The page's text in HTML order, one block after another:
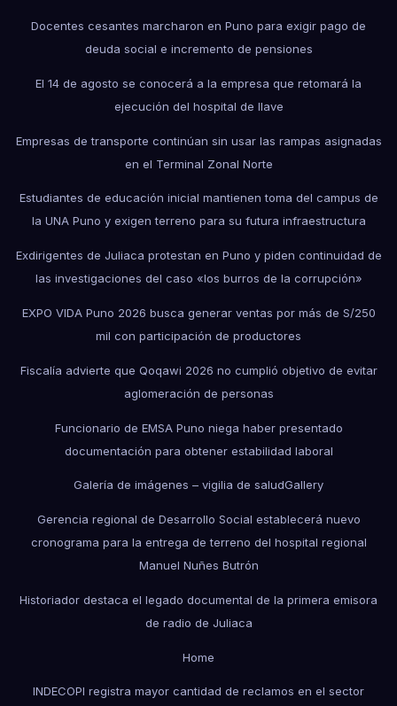
Docentes cesantes marcharon en Puno para exigir pago de
deuda social e incremento de pensiones
El 14 de agosto se conocerá a la empresa que retomará la
ejecución del hospital de Ilave
Empresas de transporte continúan sin usar las rampas asignadas
en el Terminal Zonal Norte
Estudiantes de educación inicial mantienen toma del campus de
la UNA Puno y exigen terreno para su futura infraestructura
Exdirigentes de Juliaca protestan en Puno y piden continuidad de
las investigaciones del caso «los burros de la corrupción»
EXPO VIDA Puno 2026 busca generar ventas por más de S/250
mil con participación de productores
Fiscalía advierte que Qoqawi 2026 no cumplió objetivo de evitar
aglomeración de personas
Funcionario de EMSA Puno niega haber presentado
documentación para obtener estabilidad laboral
Galería de imágenes – vigilia de saludGallery
Gerencia regional de Desarrollo Social establecerá nuevo
cronograma para la entrega de terreno del hospital regional
Manuel Nuñes Butrón
Historiador destaca el legado documental de la primera emisora
de radio de Juliaca
Home
INDECOPI registra mayor cantidad de reclamos en el sector